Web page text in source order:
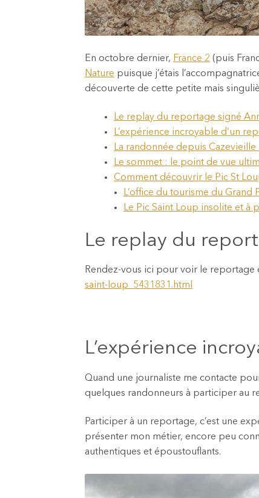
En octobre dernier, France 2 (puis
Nature puisque j’étais
découverte de cette petite mais
Le replay du reportage signé
L’expérience incroyable d’un
La randonnée depuis
Le sommet : le point de vue
Comment découvrir le Pic St
L’office du tourisme du Grand
Le Pic Saint Loup insolite et à
Le replay du
Rendez-vous ici pour voir le reportage
saint-loup_5431831.html
L’expérience
Quand une journaliste me contacte
quelques randonneurs à participer au
Participer à un reportage, c’est une
présenter mon métier, encore peu
authentiques et époustouflants.